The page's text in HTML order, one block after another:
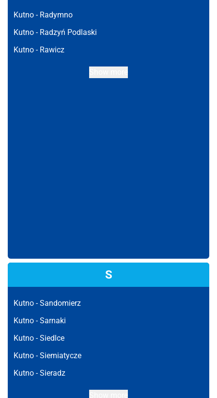
Kutno - Radymno
Kutno - Radzyń Podlaski
Kutno - Rawicz
S
Kutno -Sandomierz
Kutno -Sarnaki
Kutno -Siedlce
Kutno -Siemiatycze
Kutno -Sieradz